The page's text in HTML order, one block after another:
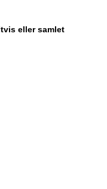
eller samlet